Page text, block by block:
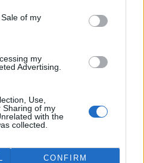
of my
my
Advertising.
Use,
Sharing of my
with the
collected.
CONFIRM
reklama